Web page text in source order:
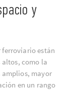
y
ferroviario están
altos, como la
amplios, mayor
en un rango